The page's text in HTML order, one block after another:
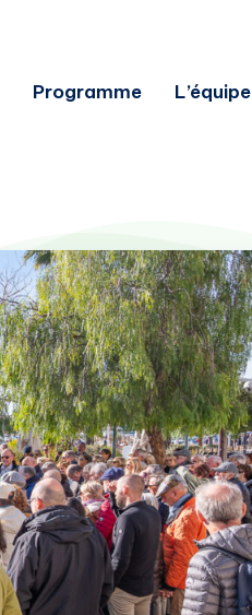
Programme L’équipe